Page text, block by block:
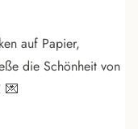
auf Papier,
die Schönheit von
💌